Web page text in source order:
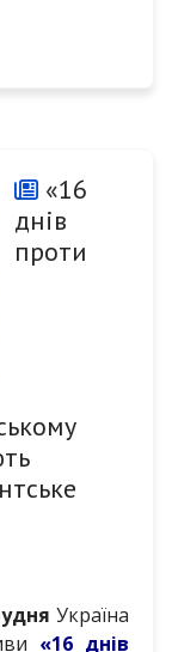
«16
днів
проти
Україна
«16 днів